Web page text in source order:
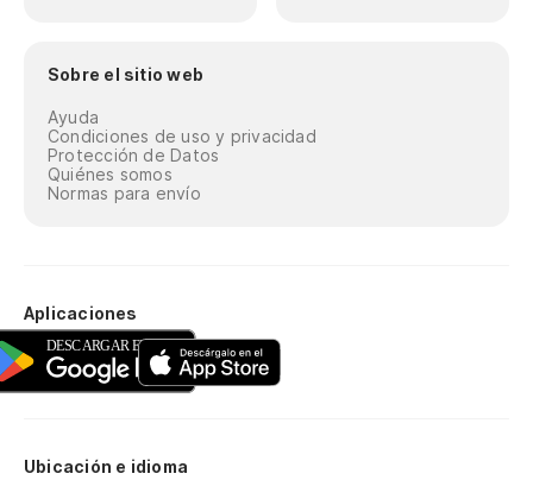
Sobre el sitio web
Ayuda
Condiciones de uso y privacidad
Protección de Datos
Quiénes somos
Normas para envío
Aplicaciones
Ubicación e idioma